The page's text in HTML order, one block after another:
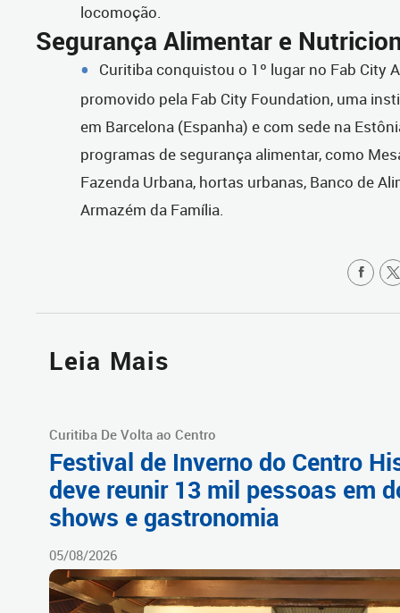
locomoção.
Segurança Alimentar e
Curitiba conquistou o 1º lugar no Fab City
promovido pela Fab City Foundation, uma
em Barcelona (Espanha) e com sede na
programas de segurança alimentar, como
Fazenda Urbana, hortas urbanas, Banco de
Armazém da Família.
Leia Mais
Curitiba De Volta ao Centro
Festival de Inverno do Centro
deve reunir 13 mil pessoas em
shows e gastronomia
05/08/2026